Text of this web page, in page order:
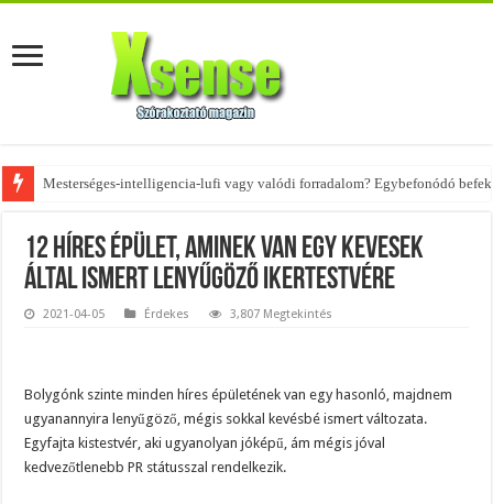
Az övtáskák továbbra is trendik – nézd meg, milyen stílusokhoz illenek!
12 híres épület, aminek van egy kevesek
által ismert lenyűgöző ikertestvére
2021-04-05 Érdekes 3,807 Megtekintés
Bolygónk szinte minden híres épületének van egy hasonló, majdnem
ugyanannyira lenyűgöző, mégis sokkal kevésbé ismert változata.
Egyfajta kistestvér, aki ugyanolyan jóképű, ám mégis jóval
kedvezőtlenebb PR státusszal rendelkezik.